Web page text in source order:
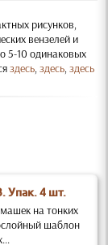
рисунков,
вензелей и
5-10 одинаковых
здесь, здесь, здесь
Упак. 4 шт.
на тонких
шаблон